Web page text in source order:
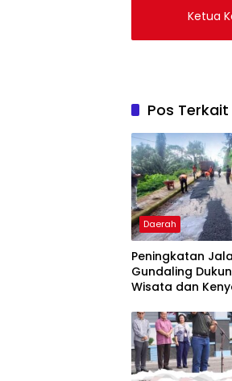
Ketua
Pos Terkait
Daerah
Peningkatan
Gundaling
Wisata dan